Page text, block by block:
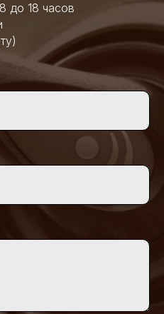
до 18 часов